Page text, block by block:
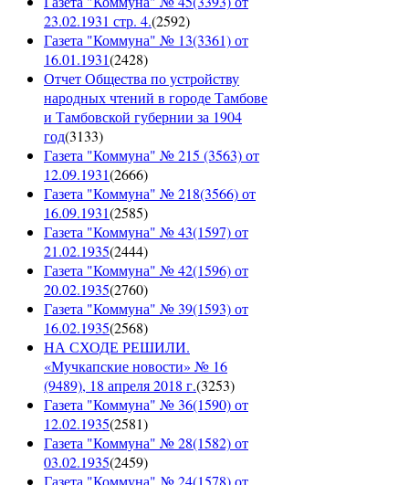
23.02.1931 стр. 4.(2592)
Газета "Коммуна" № 13(3361) от
16.01.1931(2428)
Отчет Общества по устройству
народных чтений в городе Тамбове
и Тамбовской губернии за 1904
год(3133)
Газета "Коммуна" № 215 (3563) от
12.09.1931(2666)
Газета "Коммуна" № 218(3566) от
16.09.1931(2585)
Газета "Коммуна" № 43(1597) от
21.02.1935(2444)
Газета "Коммуна" № 42(1596) от
20.02.1935(2760)
Газета "Коммуна" № 39(1593) от
16.02.1935(2568)
НА СХОДЕ РЕШИЛИ.
«Мучкапские новости» № 16
(9489), 18 апреля 2018 г.(3253)
Газета "Коммуна" № 36(1590) от
12.02.1935(2581)
Газета "Коммуна" № 28(1582) от
03.02.1935(2459)